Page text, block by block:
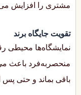
مشتری را افزایش
تقویت جایگاه برند
نمایشگاه‌ها محیطی
منحصربه‌فرد باعث
باقی بماند و حتی پس